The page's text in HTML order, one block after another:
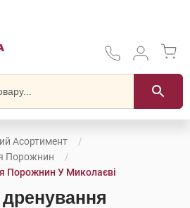
Асортимент
Порожнин
Порожнин У Миколаєві